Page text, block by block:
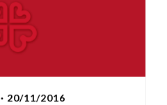
· 20/11/2016